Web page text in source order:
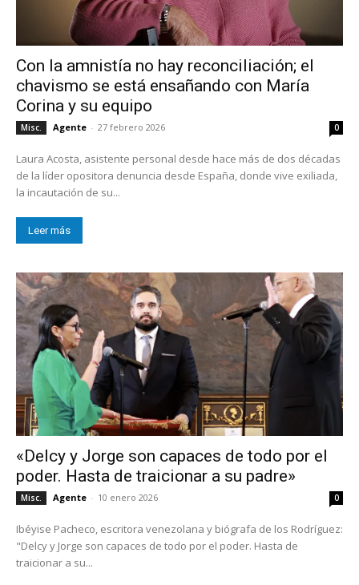
Con la amnistía no hay reconciliación; el
chavismo se está ensañando con María
Corina y su equipo
Misc. Agente - 27 febrero 2026 0
Laura Acosta, asistente personal desde hace más de dos décadas
de la líder opositora denuncia desde España, donde vive exiliada,
la incautación de su...
Leer más
«Delcy y Jorge son capaces de todo por el
poder. Hasta de traicionar a su padre»
Misc. Agente - 10 enero 2026 0
Ibéyise Pacheco, escritora venezolana y biógrafa de los Rodríguez:
"Delcy y Jorge son capaces de todo por el poder. Hasta de
traicionar a su...